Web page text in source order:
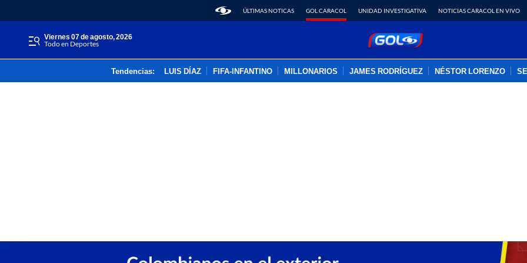
ÚLTIMAS NOTICAS GOL CARACOL UNIDAD INVESTIGATIVA NOTICIAS CARACOL EN VIVO
viernes 07 de agosto, 2026
Todo en Deportes
Tendencias: LUIS DÍAZ FIFA-INFANTINO MILLONARIOS JAMES RODRÍGUEZ NÉSTOR LORENZO